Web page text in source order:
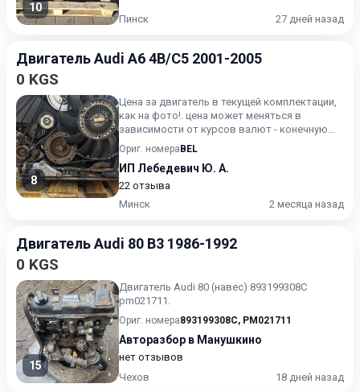
10
Пинск 27 дней назад
Двигатель Audi A6 4B/C5 2001-2005
0 KGS
8
Цена за двигатель в текущей комплектации,
как на фото!. цена может меняться в
зависимости от курсов валют - конечную
стоимость уточняйте.
Ориг. номера BEL
ИП Лебедевич Ю. А.
22 отзыва
Минск
2 месяца назад
Двигатель Audi 80 B3 1986-1992
0 KGS
15
Двигатель Audi 80 (навес) 893199308C
pm021711.
Ориг. номера893199308C, PM021711
Авторазбор в Манушкино
нет отзывов
Чехов
18 дней назад